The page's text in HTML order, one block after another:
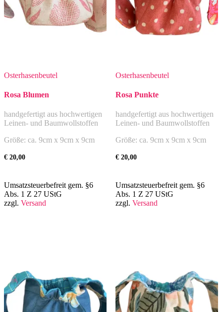
Osterhasenbeutel
Rosa Blumen
handgefertigt aus hochwertigen
Leinen- und Baumwollstoffen
Größe: ca. 9cm x 9cm x 9cm
€ 20,00
Umsatzsteuerbefreit gem. §6
Abs. 1 Z 27 UStG
zzgl. Versand
Osterhasenbeutel
Rosa Punkte
handgefertigt aus hochwertigen
Leinen- und Baumwollstoffen
Größe: ca. 9cm x 9cm x 9cm
€20,00
Umsatzsteuerbefreit gem. §6
Abs. 1 Z 27 UStG
zzgl. Versand